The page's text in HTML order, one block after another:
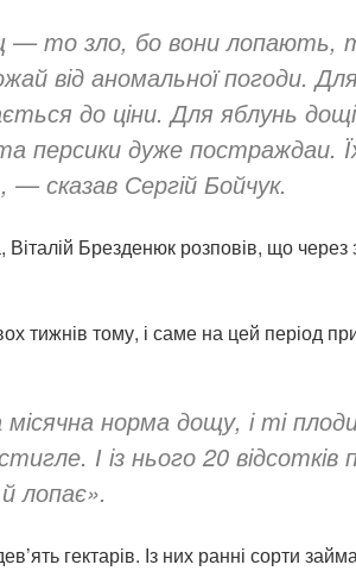
то зло, бо вони лопають,
від аномальної
до ціни. Для яблунь
персики дуже постраждаи.
— сказав Сергій Бойчук.
Брезденюк розповів, що
тижнів тому, і саме на цей період
норма дощу, і ті
І із нього 20
лопає».
гектарів. Із них ранні сорти